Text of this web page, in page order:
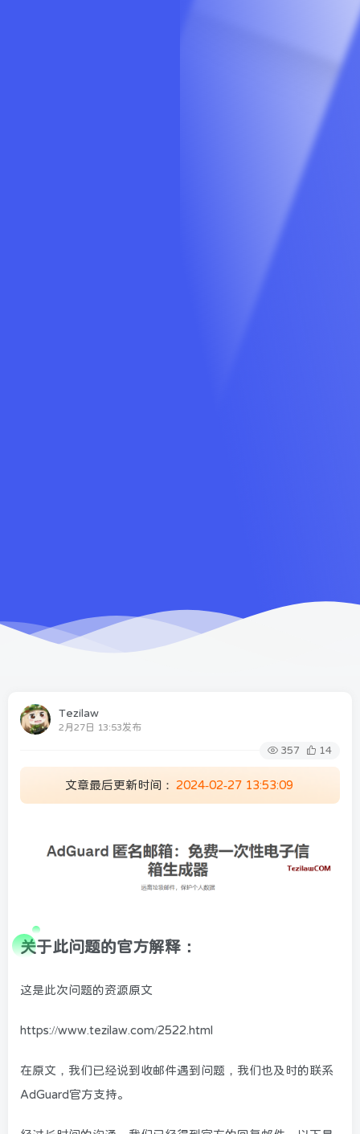
Tezilaw
2月27日 13:53发布
357 14
文章最后更新时间： 2024-02-27 13:53:09
关于此问题的官方解释：
这是此次问题的资源原文
https://www.tezilaw.com/2522.html
在原文，我们已经说到收邮件遇到问题，我们也及时的联系
AdGuard官方支持。